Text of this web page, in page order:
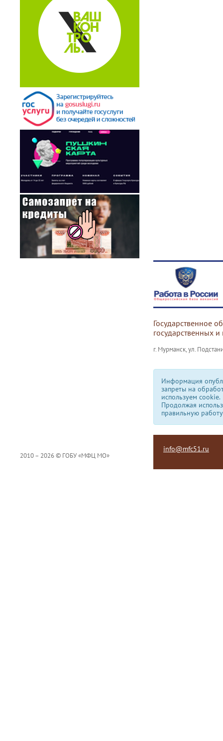
Государственное
государственных
г. Мурманск, ул.
Информация
запреты на
используем сookie.
Продолжая
правильную
2010 – 2026 © ГОБУ «МФЦ МО»
info@mfc51.ru